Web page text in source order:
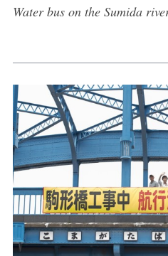
Water bus on the Sumida